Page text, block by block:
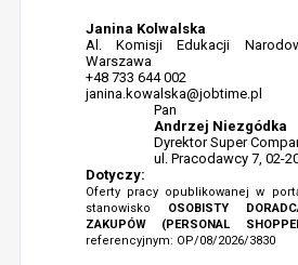
Janina Kolwalska
Al. Komisji Edukacji
Warszawa
+48 733 644 002
janina.kowalska@jobtime.pl
Pan
Andrzej Niezgódka
Dyrektor Super
ul. Pracodawcy 7, 02-
Dotyczy:
Oferty pracy opublikowanej w
stanowisko OSOBISTY
ZAKUPÓW (PERSONAL
referencyjnym: OP/08/2026/3830